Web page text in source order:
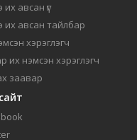
их авсан үг
их авсан тайлбар
хэрэглэгч
их нэмсэн хэрэглэгч
заавар